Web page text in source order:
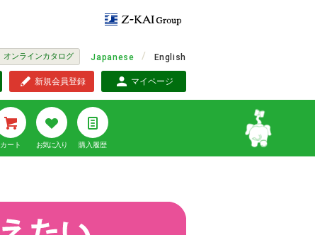
オンラインカタログ Japanese English
新規会員登録 マイページ
カート お気に入り 購入履歴